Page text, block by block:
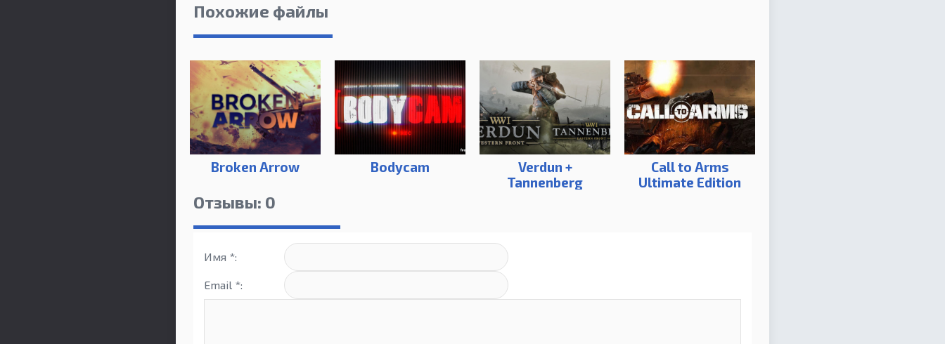
Похожие файлы
Broken Arrow Bodycam
Verdun +
Tannenberg
Call to Arms
Ultimate Edition
Отзывы: 0
Имя *:
Email *: